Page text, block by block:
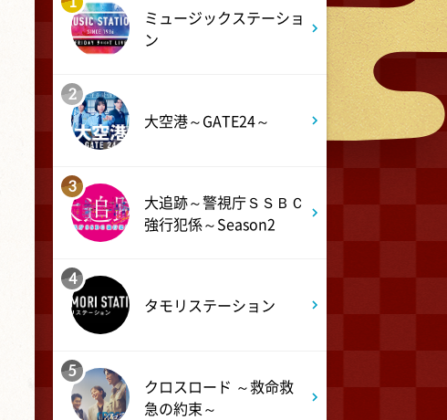
深夜 3:30
テラサってる? EXOシウミン
ミュージックステーショ
ン
2
大空港～GATE24～
3
大追跡～警視庁ＳＳＢＣ
強行犯係～Season2
4
タモリステーション
5
クロスロード ～救命救
急の約束～